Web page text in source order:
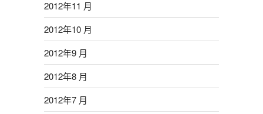
2012年11 月
2012年10 月
2012年9 月
2012年8 月
2012年7 月